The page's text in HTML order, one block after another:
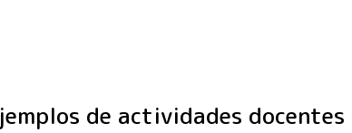
Ejemplos de actividades